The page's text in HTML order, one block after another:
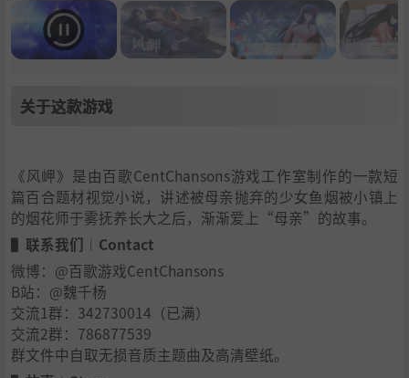
关于这款游戏
《风岬》是由百歌CentChansons游戏工作室制作的一款短
篇百合题材视觉小说，讲述被母亲抛弃的少女鱼烟被小镇上
的烟花师于雾抚养长大之后，渐渐爱上“母亲”的故事。
▌联系我们︱Contact
微博：@百歌游戏CentChansons
B站：@魏千杨
交流1群：342730014（已满）
交流2群：786877539
群文件中自取无损音质主题曲及高清壁纸。